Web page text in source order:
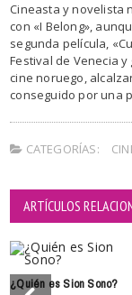
Cineasta y novelista
con «I Belong»,
segunda película,
Festival de Venecia
cine noruego,
conseguido por una
CATEGORÍAS:
ARTÍCULOS
¿Quién es Sion Sono?